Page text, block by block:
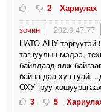
2
Хариулах
зочин
202.9.47.77
НАТО АНУ тэргүүтэй
тагнуулын мэдээ,
байлдаад ялж
байна даа хүн
ОХУ- руу
3
5